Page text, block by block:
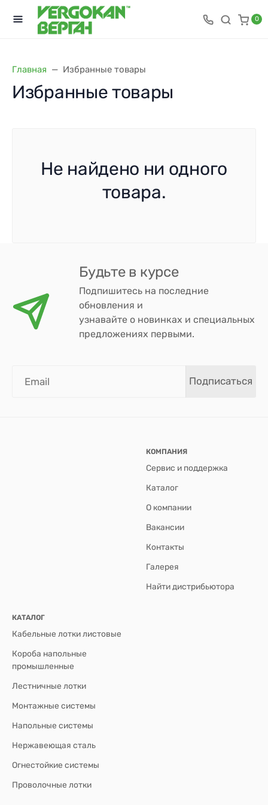
0
Главная Избранные товары
Избранные товары
Не найдено ни одного
товара.
Будьте в курсе
Подпишитесь на последние
обновления и
узнавайте о новинках и специальных
предложениях первыми.
Подписаться
КОМПАНИЯ
Сервис и поддержка
Каталог
О компании
Вакансии
Контакты
Галерея
Найти дистрибьютора
КАТАЛОГ
Кабельные лотки листовые
Короба напольные
промышленные
Лестничные лотки
Монтажные системы
Напольные системы
Нержавеющая сталь
Огнестойкие системы
Проволочные лотки